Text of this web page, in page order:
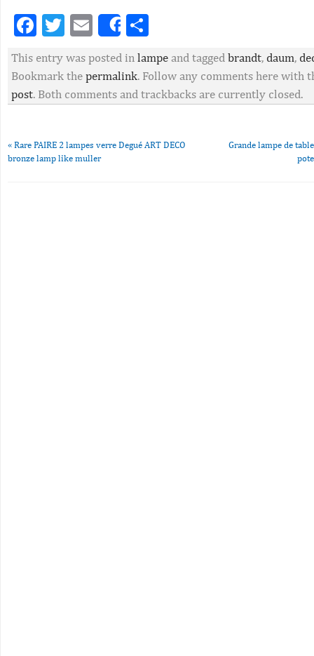
Facebook
Twitter
EmailShare
This entry was posted in lampe and tagged brandt, daum,
Bookmark the permalink. Follow any comments here with
post. Both comments and trackbacks are currently closed.
« Rare PAIRE 2 lampes verre Degué ART DECO
bronze lamp like muller
Grande lampe de